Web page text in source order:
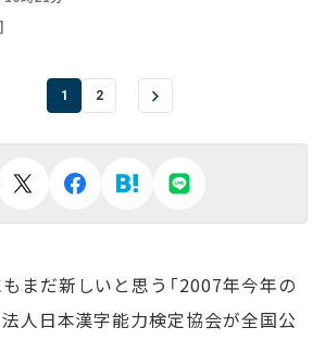
1 2
まだ新しいと思う「2007年今年の
法人日本漢字能力検定協会が全国公